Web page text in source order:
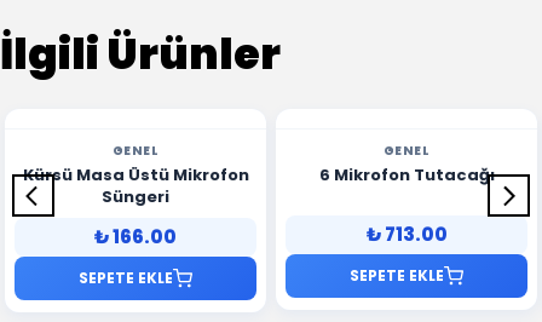
İlgili Ürünler
GENEL
Kürsü Masa Üstü Mikrofon
Süngeri
₺ 166.00
SEPETE EKLE
GENEL
6 Mikrofon Tutacağı
₺ 713.00
SEPETE EKLE